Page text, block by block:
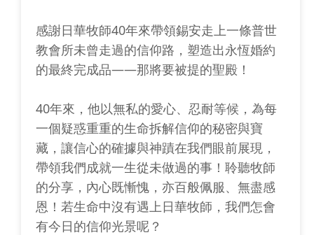
感謝日華牧師40年來帶領錫安走上一條普世
教會所未曾走過的信仰路，塑造出永恆婚約
的最終完成品——那將要被提的聖殿！
40年來，他以無私的愛心、忍耐等候，為每
一個疑惑重重的生命拆解信仰的秘密與寶
藏，讓信心的確據與神蹟在我們眼前展現，
帶領我們成就一生從未做過的事！聆聽牧師
的分享，內心既慚愧，亦百般佩服、無盡感
恩！若生命中沒有遇上日華牧師，我們怎會
有今日的信仰光景呢？